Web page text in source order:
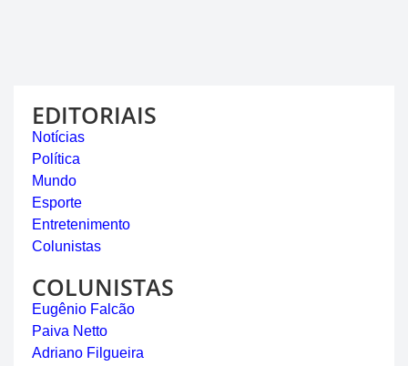
EDITORIAIS
Notícias
Política
Mundo
Esporte
Entretenimento
Colunistas
COLUNISTAS
Eugênio Falcão
Paiva Netto
Adriano Filgueira